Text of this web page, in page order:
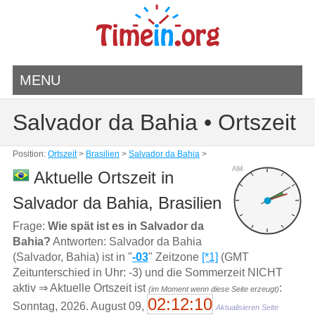
MENU
Salvador da Bahia • Ortszeit
Position: Ortszeit> Brasilien > Salvador da Bahia>
AM
Aktuelle Ortszeit in
Salvador da Bahia, Brasilien
Frage: Wie spät ist es in Salvador da
Bahia? Antworten: Salvador da Bahia
(Salvador, Bahia) ist in "-03" Zeitzone [*1] (GMT
Zeitunterschied in Uhr: -3) und die Sommerzeit NICHT
aktiv ⇒ Aktuelle Ortszeit ist (im Moment wenn diese Seite erzeugt):
Sonntag, 2026. August 09, 02:12:10 Aktualisieren Seite